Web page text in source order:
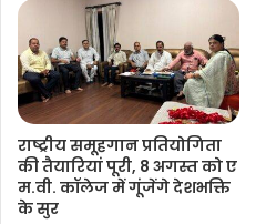
राष्ट्रीय समूहगान प्रतियोगिता
की तैयारियां पूरी, 8 अगस्त को ए
म.वी. कॉलेज में गूंजेंगे देशभक्ति
के सुर